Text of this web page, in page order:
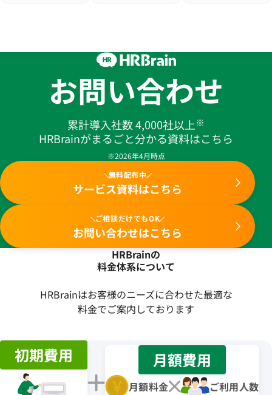
お問い合わせ
累計導入社数 4,000社以上※
HRBrainがまるごと分かる資料はこちら
※2026年4月時点
無料配布中
サービス資料はこちら
ご相談だけでもOK
お問い合わせはこちら
HRBrainの
料金体系について
HRBrainはお客様のニーズに合わせた最適な
料金でご案内しております
初期費用 月額費用
月額料金 ご利用人数